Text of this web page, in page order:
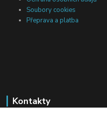
Soubory cookies
Přeprava a platba
Kontakty